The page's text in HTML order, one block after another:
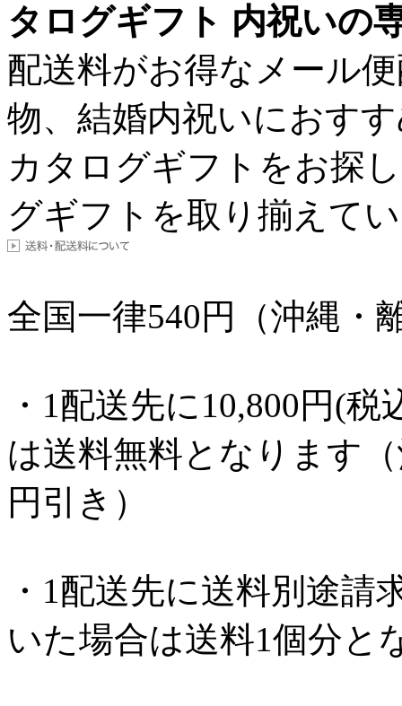
タログギフト 内祝いの
配送料がお得なメール
物、結婚内祝いにおす
カタログギフトをお探
グギフトを取り揃えて
全国一律540円（沖縄・
・1配送先に10,800円(
は送料無料となります
円引き）
・1配送先に送料別途
いた場合は送料1個分と